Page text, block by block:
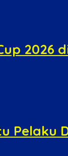
2026
Pelaku